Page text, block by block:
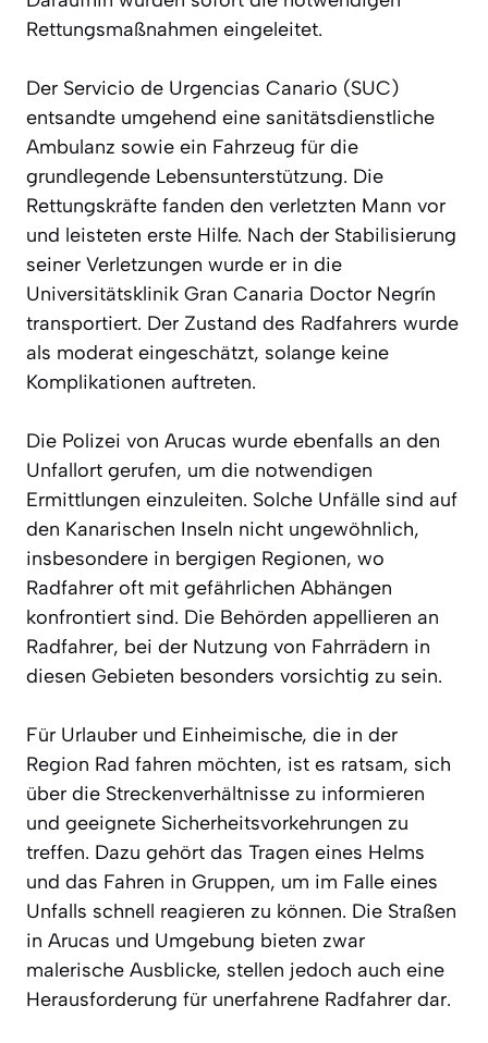
Rettungsmaßnahmen eingeleitet.
Der Servicio de Urgencias Canario (SUC)
entsandte umgehend eine sanitätsdienstliche
Ambulanz sowie ein Fahrzeug für die
grundlegende Lebensunterstützung. Die
Rettungskräfte fanden den verletzten Mann vor
und leisteten erste Hilfe. Nach der Stabilisierung
seiner Verletzungen wurde er in die
Universitätsklinik Gran Canaria Doctor Negrín
transportiert. Der Zustand des Radfahrers wurde
als moderat eingeschätzt, solange keine
Komplikationen auftreten.
Die Polizei von Arucas wurde ebenfalls an den
Unfallort gerufen, um die notwendigen
Ermittlungen einzuleiten. Solche Unfälle sind auf
den Kanarischen Inseln nicht ungewöhnlich,
insbesondere in bergigen Regionen, wo
Radfahrer oft mit gefährlichen Abhängen
konfrontiert sind. Die Behörden appellieren an
Radfahrer, bei der Nutzung von Fahrrädern in
diesen Gebieten besonders vorsichtig zu sein.
Für Urlauber und Einheimische, die in der
Region Rad fahren möchten, ist es ratsam, sich
über die Streckenverhältnisse zu informieren
und geeignete Sicherheitsvorkehrungen zu
treffen. Dazu gehört das Tragen eines Helms
und das Fahren in Gruppen, um im Falle eines
Unfalls schnell reagieren zu können. Die Straßen
in Arucas und Umgebung bieten zwar
malerische Ausblicke, stellen jedoch auch eine
Herausforderung für unerfahrene Radfahrer dar.